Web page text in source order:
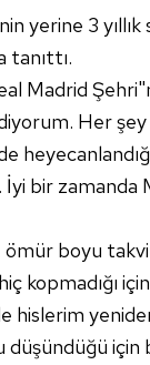
yerine 3 yıllık
tanıttı.
Madrid
Her
bir
boyu
kopmadığı
hislerim